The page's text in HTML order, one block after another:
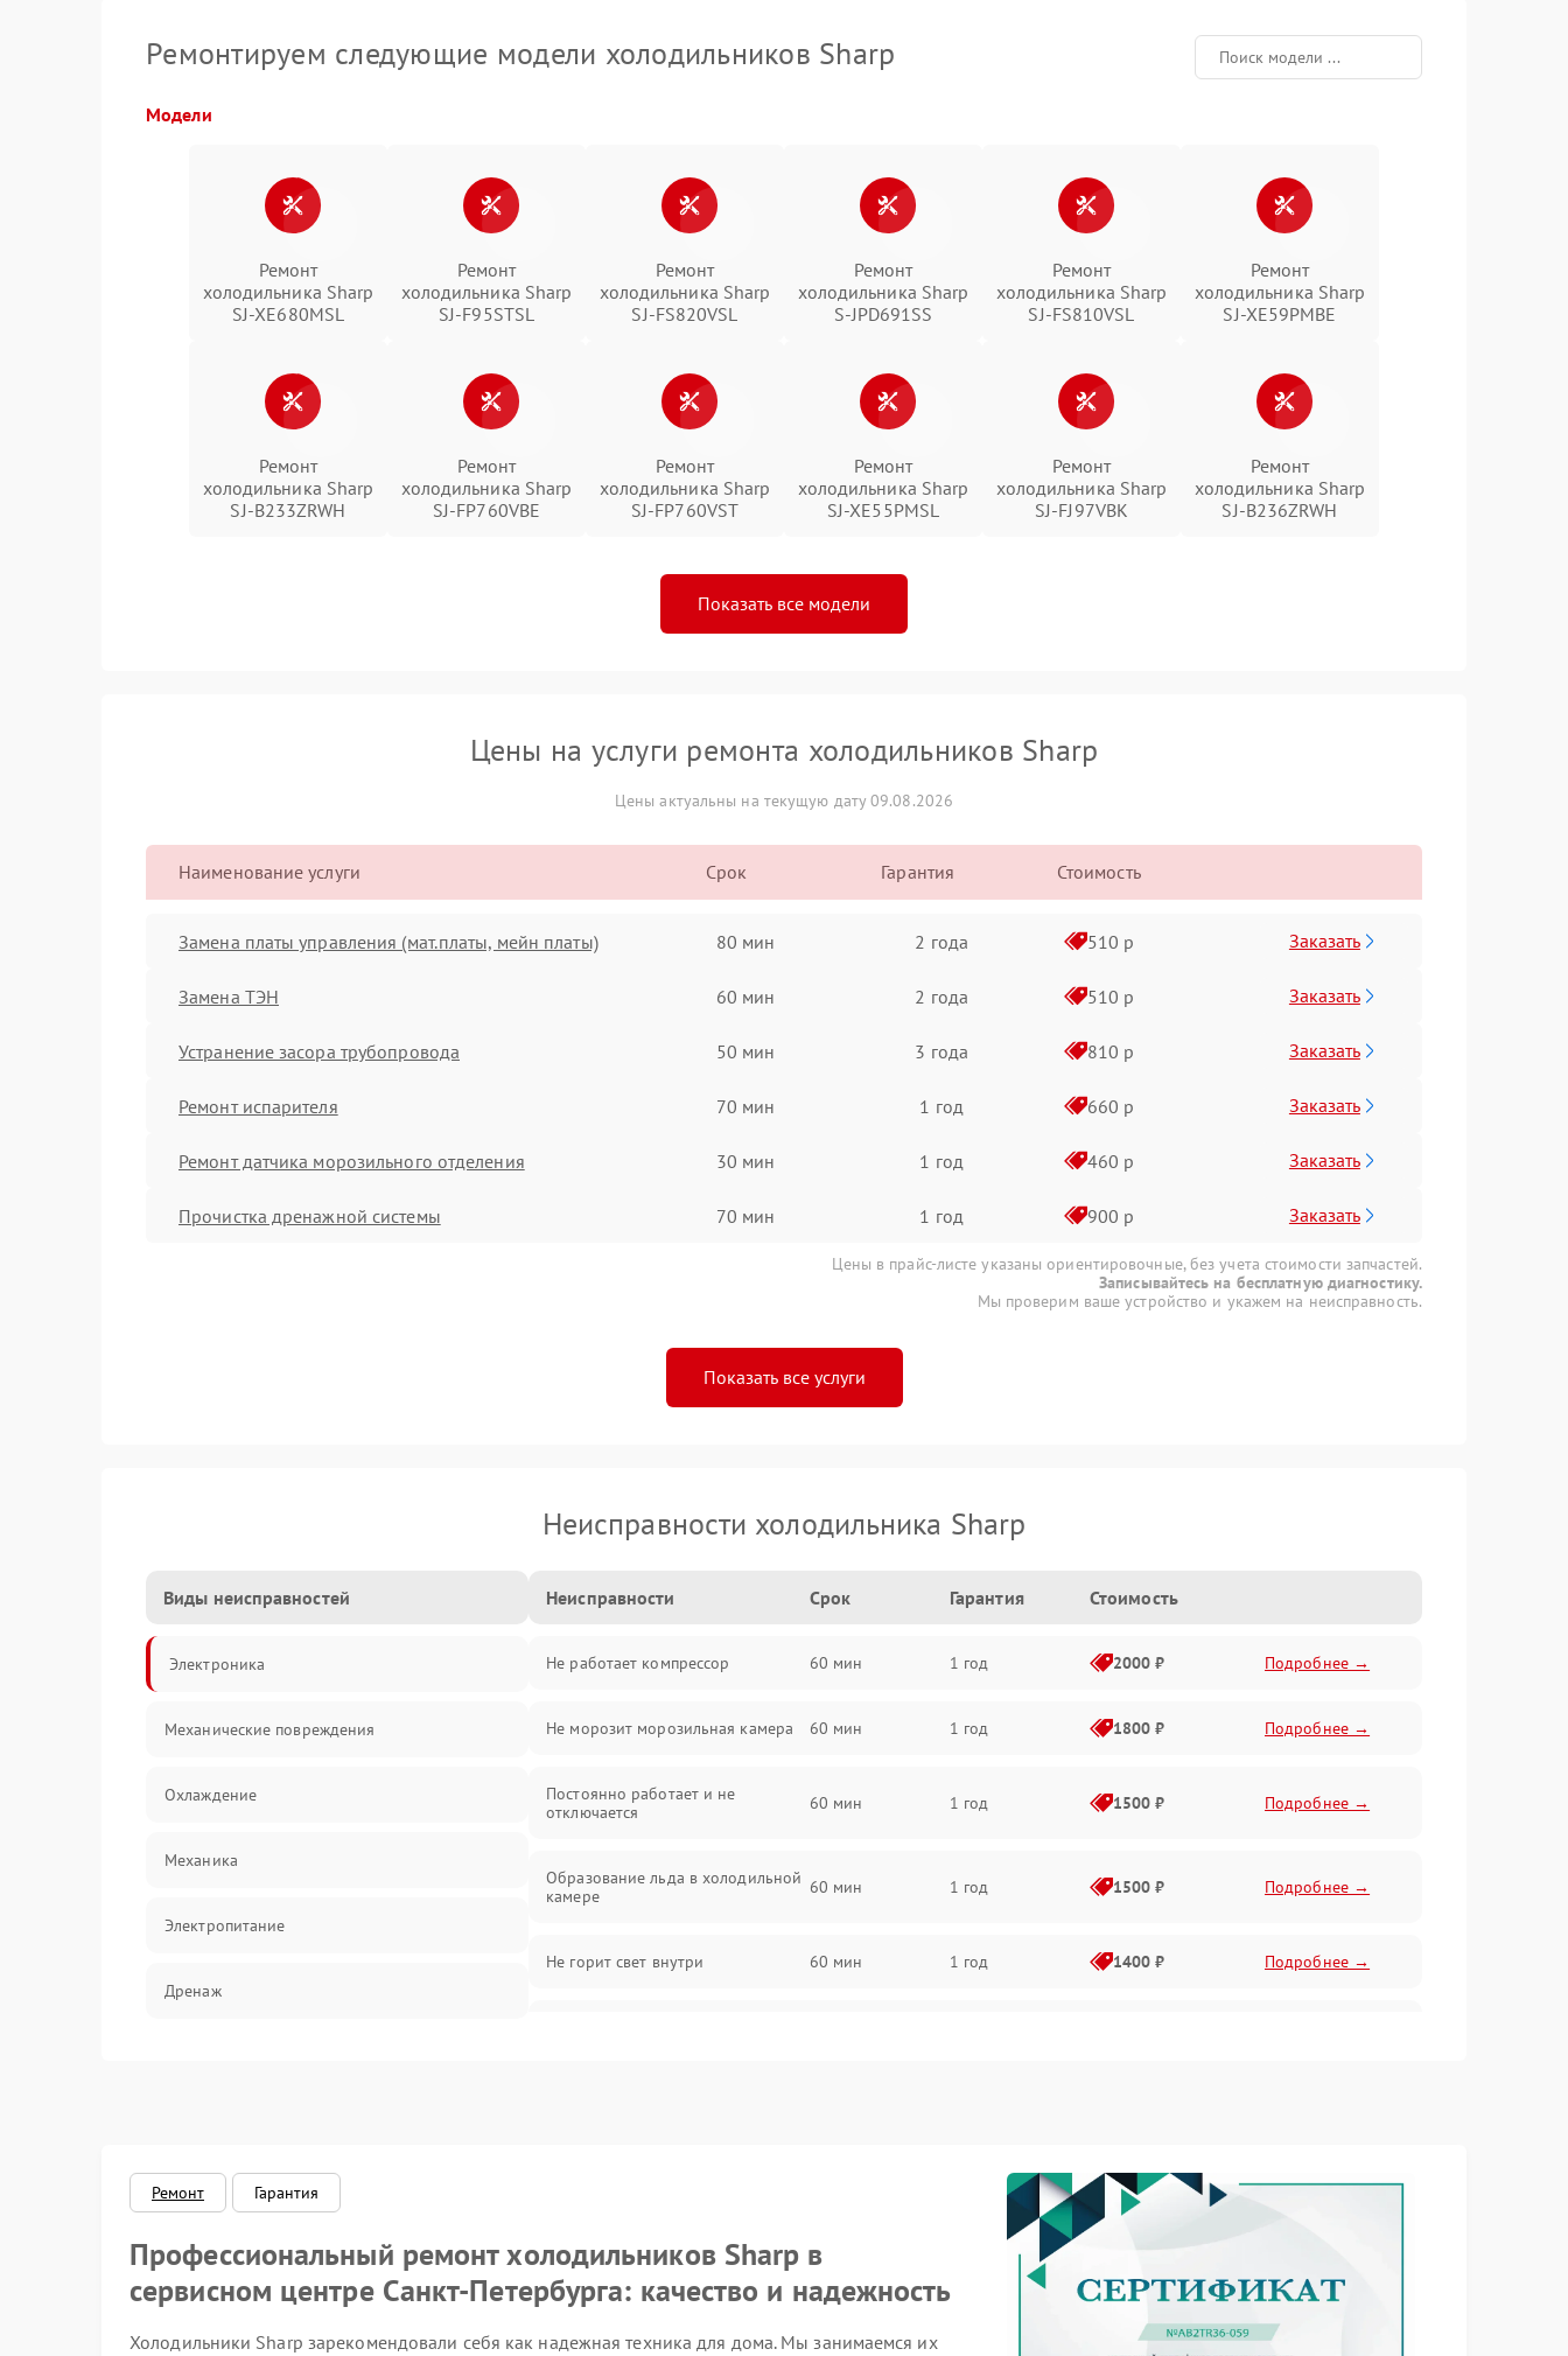
Ремонтируем следующие модели холодильников Sharp
Модели
Ремонт
холодильника Sharp
SJ-XE680MSL
Ремонт
холодильника Sharp
SJ-F95STSL
Ремонт
холодильника Sharp
SJ-FS820VSL
Ремонт
холодильника Sharp
S-JPD691SS
Ремонт
холодильника Sharp
SJ-FS810VSL
Ремонт
холодильника Sharp
SJ-XE59PMBE
Ремонт
холодильника Sharp
SJ-B233ZRWH
Ремонт
холодильника Sharp
SJ-FP760VBE
Ремонт
холодильника Sharp
SJ-FP760VST
Ремонт
холодильника Sharp
SJ-XE55PMSL
Ремонт
холодильника Sharp
SJ-FJ97VBK
Ремонт
холодильника Sharp
SJ-B236ZRWH
Показать все модели
Цены на услуги ремонта холодильников Sharp
Цены актуальны на текущую дату 09.08.2026
Наименование услуги Срок Гарантия Стоимость
Замена платы управления (мат.платы, мейн платы) 80 мин 2 года 510 р Заказать
Замена ТЭН 60 мин 2 года 510 р Заказать
Устранение засора трубопровода 50 мин 3 года 810 р Заказать
Ремонт испарителя 70 мин 1 год 660 р Заказать
Ремонт датчика морозильного отделения 30 мин 1 год 460 р Заказать
Прочистка дренажной системы 70 мин 1 год 900 р Заказать
Цены в прайс-листе указаны ориентировочные, без учета стоимости запчастей.
Записывайтесь на бесплатную диагностику.
Мы проверим ваше устройство и укажем на неисправность.
Показать все услуги
Неисправности холодильника Sharp
Виды неисправностей
Электроника
Механические повреждения
Охлаждение
Механика
Электропитание
Дренаж
Неисправности Срок Гарантия Стоимость
Не работает компрессор 60 мин 1 год 2000 ₽ Подробнее →
Не морозит морозильная камера 60 мин 1 год 1800 ₽ Подробнее →
Постоянно работает и не
отключается
60 мин 1 год 1500 ₽ Подробнее →
Образование льда в холодильной
камере
60 мин 1 год 1500 ₽ Подробнее →
Не горит свет внутри 60 мин 1 год 1400 ₽ Подробнее →
Сбой в работе инвертора 60 мин 2100 ₽ Подробнее →
Ремонт Гарантия
Профессиональный ремонт холодильников Sharp в
сервисном центре Санкт-Петербурга: качество и надежность
Холодильники Sharp зарекомендовали себя как надежная техника для дома. Мы занимаемся их